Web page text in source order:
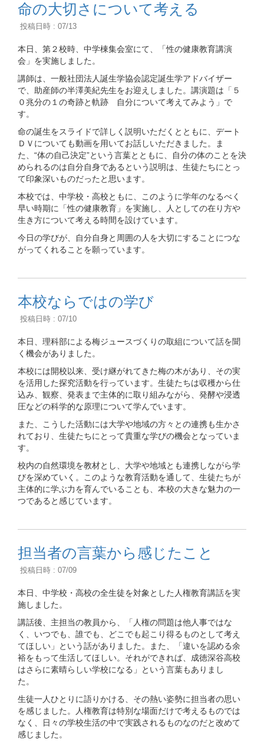
命の大切さについて考える
投稿日時 : 07/13
本日、第２校時、中学棟集会室にて、「性の健康教育講演
会」を実施しました。
講師は、一般社団法人誕生学協会認定誕生学アドバイザー
で、助産師の半澤美紀先生をお迎えしました。講演題は「５
０兆分の１の奇跡と軌跡 自分について考えてみよう」で
す。
命の誕生をスライドで詳しく説明いただくとともに、デート
ＤＶについても動画を用いてお話しいただきました。ま
た、“体の自己決定”という言葉とともに、自分の体のことを決
められるのは自分自身であるという説明は、生徒たちにとっ
て印象深いものだったと思います。
本校では、中学校・高校ともに、このように学年のなるべく
早い時期に「性の健康教育」を実施し、人としての在り方や
生き方について考える時間を設けています。
今日の学びが、自分自身と周囲の人を大切にすることにつな
がってくれることを願っています。
本校ならではの学び
投稿日時 : 07/10
本日、理科部による梅ジュースづくりの取組について話を聞
く機会がありました。
本校には開校以来、受け継がれてきた梅の木があり、その実
を活用した探究活動を行っています。生徒たちは収穫から仕
込み、観察、発表まで主体的に取り組みながら、発酵や浸透
圧などの科学的な原理について学んでいます。
また、こうした活動には大学や地域の方々との連携も生かさ
れており、生徒たちにとって貴重な学びの機会となっていま
す。
校内の自然環境を教材とし、大学や地域とも連携しながら学
びを深めていく。このような教育活動を通して、生徒たちが
主体的に学ぶ力を育んでいることも、本校の大きな魅力の一
つであると感じています。
担当者の言葉から感じたこと
投稿日時 : 07/09
本日、中学校・高校の全生徒を対象とした人権教育講話を実
施しました。
講話後、主担当の教員から、「人権の問題は他人事ではな
く、いつでも、誰でも、どこでも起こり得るものとして考え
てほしい」という話がありました。また、「違いを認める余
裕をもって生活してほしい。それができれば、成徳深谷高校
はさらに素晴らしい学校になる」という言葉もありまし
た。
生徒一人ひとりに語りかける、その熱い姿勢に担当者の思い
を感じました。人権教育は特別な場面だけで考えるものでは
なく、日々の学校生活の中で実践されるものなのだと改めて
感じました。